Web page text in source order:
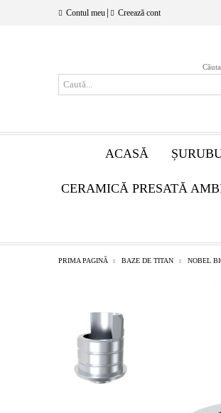
Contul meu Creează cont
ACASĂ
CERAMICĂ PRESATĂ
PRIMA PAGINĂ BAZE DE TITAN NOBEL